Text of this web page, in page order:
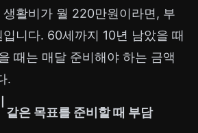
활비가 월 220만원이라면, 부
니다. 60세까지 10년 남았을 때
때는 매달 준비해야 하는 금액
.
같은 목표를 준비할 때 부담